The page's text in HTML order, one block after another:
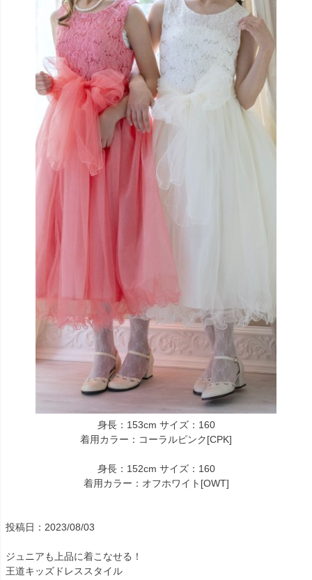
身長：153cm サイズ：160
着用カラー：コーラルピンク[CPK]
身長：152cm サイズ：160
着用カラー：オフホワイト[OWT]
投稿日：2023/08/03
ジュニアも上品に着こなせる！
王道キッズドレススタイル